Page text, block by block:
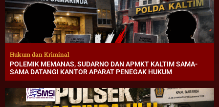
Hukum dan Kriminal
POLEMIK MEMANAS, SUDARNO DAN APMKT KALTIM SAMA-
SAMA DATANGI KANTOR APARAT PENEGAK HUKUM